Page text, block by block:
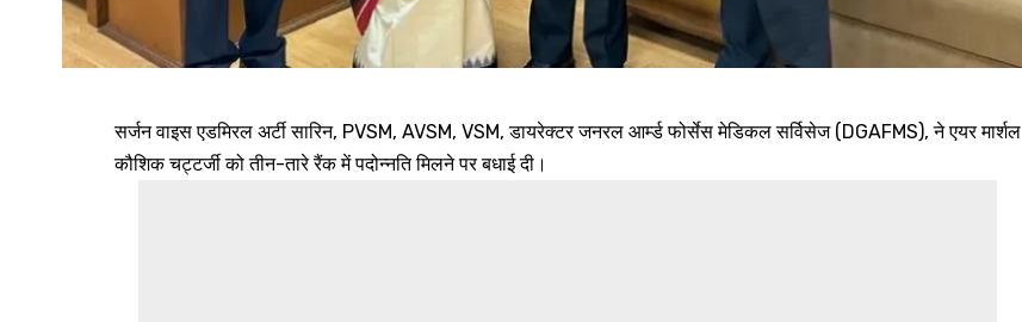
सर्जन वाइस एडमिरल अर्टी सारिन, PVSM, AVSM, VSM, डायरेक्टर जनरल आर्म्ड फोर्सेस मेडिकल सर्विसेज (DGAFMS), ने एयर मार्शल
कौशिक चट्टर्जी को तीन-तारे रैंक में पदोन्नति मिलने पर बधाई दी।